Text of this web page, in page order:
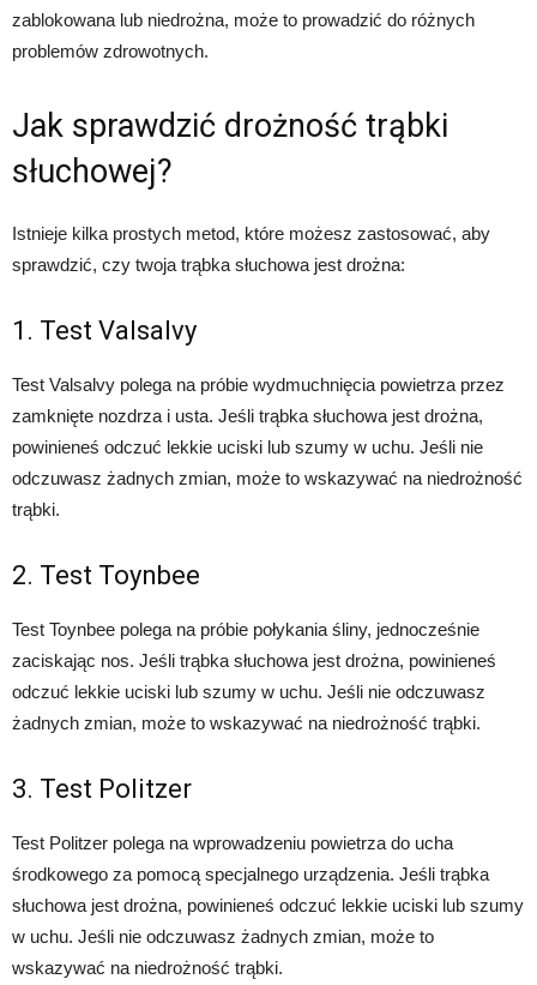
zablokowana lub niedrożna, może to prowadzić do różnych
problemów zdrowotnych.
Jak sprawdzić drożność trąbki
słuchowej?
Istnieje kilka prostych metod, które możesz zastosować, aby
sprawdzić, czy twoja trąbka słuchowa jest drożna:
1. Test Valsalvy
Test Valsalvy polega na próbie wydmuchnięcia powietrza przez
zamknięte nozdrza i usta. Jeśli trąbka słuchowa jest drożna,
powinieneś odczuć lekkie uciski lub szumy w uchu. Jeśli nie
odczuwasz żadnych zmian, może to wskazywać na niedrożność
trąbki.
2. Test Toynbee
Test Toynbee polega na próbie połykania śliny, jednocześnie
zaciskając nos. Jeśli trąbka słuchowa jest drożna, powinieneś
odczuć lekkie uciski lub szumy w uchu. Jeśli nie odczuwasz
żadnych zmian, może to wskazywać na niedrożność trąbki.
3. Test Politzer
Test Politzer polega na wprowadzeniu powietrza do ucha
środkowego za pomocą specjalnego urządzenia. Jeśli trąbka
słuchowa jest drożna, powinieneś odczuć lekkie uciski lub szumy
w uchu. Jeśli nie odczuwasz żadnych zmian, może to
wskazywać na niedrożność trąbki.